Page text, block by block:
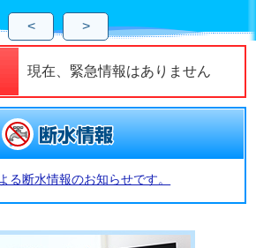
< >
現在、緊急情報はありません
る断水情報のお知らせです。